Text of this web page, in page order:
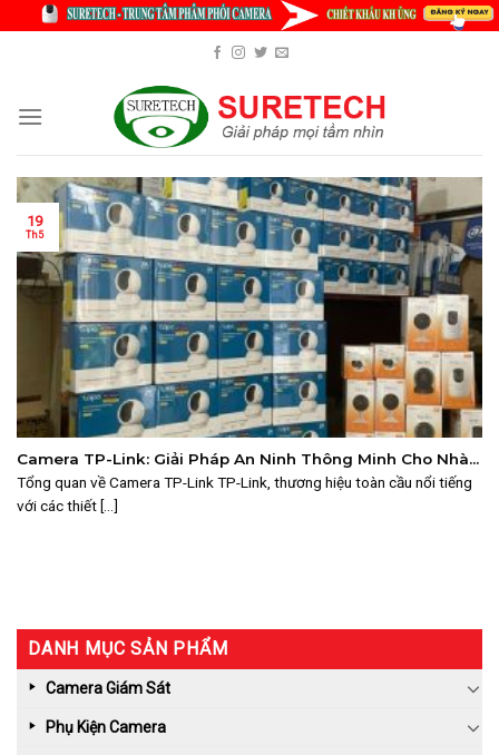
Camera TP-Link: Giải Pháp An Ninh Thông Minh Cho Nhà
Ở và Văn Phòng Nhỏ 2025
Tổng quan về Camera TP-Link TP-Link, thương hiệu toàn cầu nổi tiếng
với các thiết [...]
19
Th5
DANH MỤC SẢN PHẨM
Camera Giám Sát
Phụ Kiện Camera